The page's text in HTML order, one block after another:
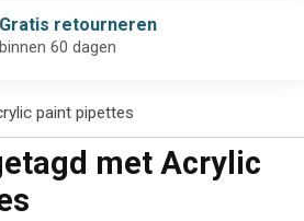
Gratis retourneren
binnen 60 dagen
paint pipettes
met Acrylic